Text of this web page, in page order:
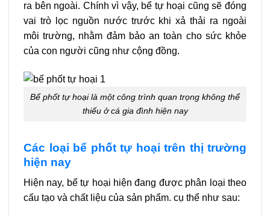
ra bên ngoài. Chính vì vậy, bể tự hoại cũng sẽ đóng
vai trò lọc nguồn nước trước khi xả thải ra ngoài
môi trường, nhằm đảm bảo an toàn cho sức khỏe
của con người cũng như cộng đồng.
Bể phốt tự hoại là một công trình quan trọng không thể
thiếu ở cá gia đình hiện nay
Các loại bể phốt tự hoại trên thị trường
hiện nay
Hiện nay, bể tự hoại hiện đang được phân loại theo
cấu tạo và chất liệu của sản phẩm. cụ thể như sau: